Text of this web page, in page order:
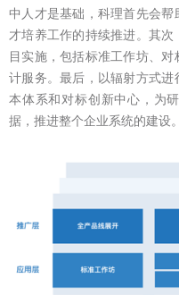
中人才是基础，科理首先会帮
才培养工作的持续推进。其次
目实施，包括标准工作坊、对
计服务。最后，以辐射方式进
本体系和对标创新中心，为
据，推进整个企业系统的建设。